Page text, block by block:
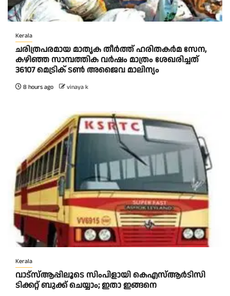
Kerala
ചരിത്രപരമായ മാതൃക തീര്‍ത്ത് ഹരിതകര്‍മ സേന,
കഴിഞ്ഞ സാമ്പത്തിക വര്‍ഷം മാത്രം ശേഖരിച്ചത്
36107 മെട്രിക് ടണ്‍ അജൈവ മാലിന്യം
8 hours ago vinaya k
Kerala
വാട്‌സ്ആപ്പിലൂടെ സിംപിളായി കെഎസ്ആര്‍ടിസി
ടിക്കറ്റ് ബുക്ക് ചെയ്യാം; ഇതാ ഇങ്ങനെ